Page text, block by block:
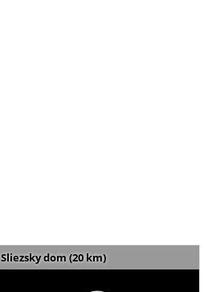
Sliezsky dom (20 km)